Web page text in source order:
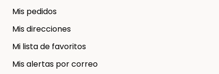
Mis pedidos
Mis direcciones
Mi lista de favoritos
Mis alertas por correo